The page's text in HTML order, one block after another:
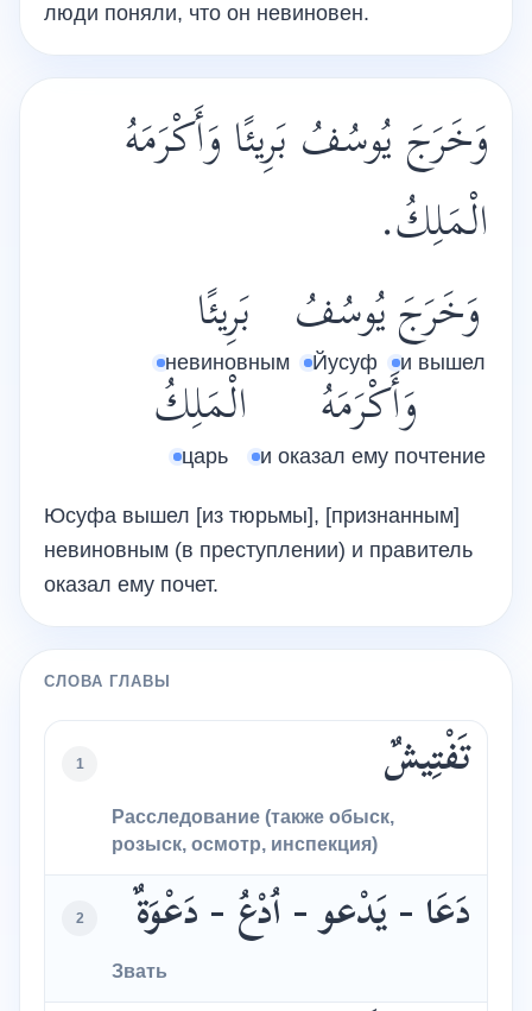
люди поняли, что он невиновен.
وَخَرَجَ يُوسُفُ بَرِيئًا وَأَكْرَمَهُ
الْمَلِكُ.
وَخَرَجَ
и вышел
يُوسُفُ
Йусуф
بَرِيئًا
невиновным
وَأَكْرَمَهُ
и оказал ему почтение
الْمَلِكُ
царь
Юсуфа вышел [из тюрьмы], [признанным]
невиновным (в преступлении) и правитель
оказал ему почет.
СЛОВА ГЛАВЫ
1 تَفْتِيشٌ
Расследование (также обыск,
розыск, осмотр, инспекция)
2 دَعَا - يَدْعو - اُدْعُ - دَعْوَةٌ
Звать